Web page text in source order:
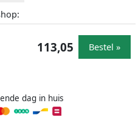
dag in huis
113,05 Bestel »